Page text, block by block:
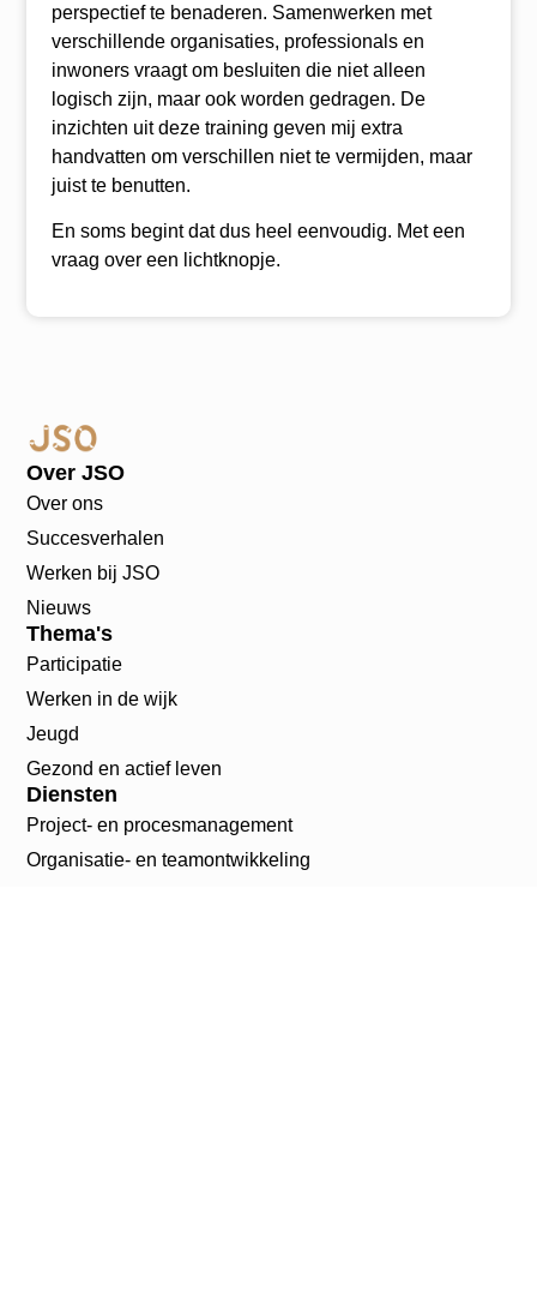
perspectief te benaderen. Samenwerken met
verschillende organisaties, professionals en
inwoners vraagt om besluiten die niet alleen
logisch zijn, maar ook worden gedragen. De
inzichten uit deze training geven mij extra
handvatten om verschillen niet te vermijden, maar
juist te benutten.
En soms begint dat dus heel eenvoudig. Met een
vraag over een lichtknopje.
Over JSO
Over ons
Succesverhalen
Werken bij JSO
Nieuws
Thema's
Participatie
Werken in de wijk
Jeugd
Gezond en actief leven
Diensten
Project- en procesmanagement
Organisatie- en teamontwikkeling